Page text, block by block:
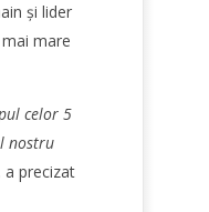
pe
în
și lider
mare
celor 5
nostru
a precizat